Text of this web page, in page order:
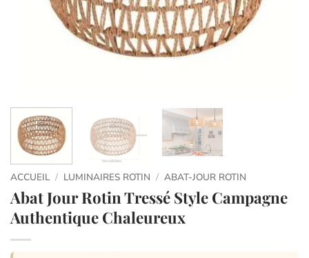
ACCUEIL / LUMINAIRES ROTIN / ABAT-JOUR ROTIN
Abat Jour Rotin Tressé Style Campagne
Authentique Chaleureux